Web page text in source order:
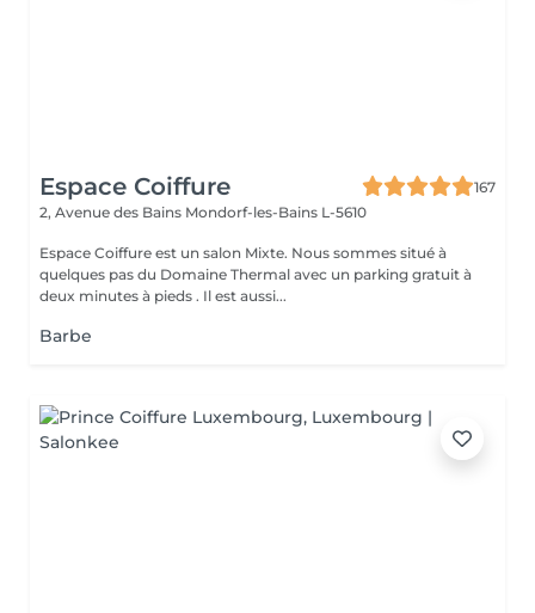
Espace Coiffure
167
2, Avenue des Bains Mondorf-les-Bains L-5610
Espace Coiffure est un salon Mixte. Nous sommes situé à
quelques pas du Domaine Thermal avec un parking gratuit à
deux minutes à pieds . Il est aussi...
Barbe